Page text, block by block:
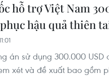
hỗ trợ Việt Nam
hậu quả thiên
án sử dụng 300.000 USD
xét và đề xuất bao gồm